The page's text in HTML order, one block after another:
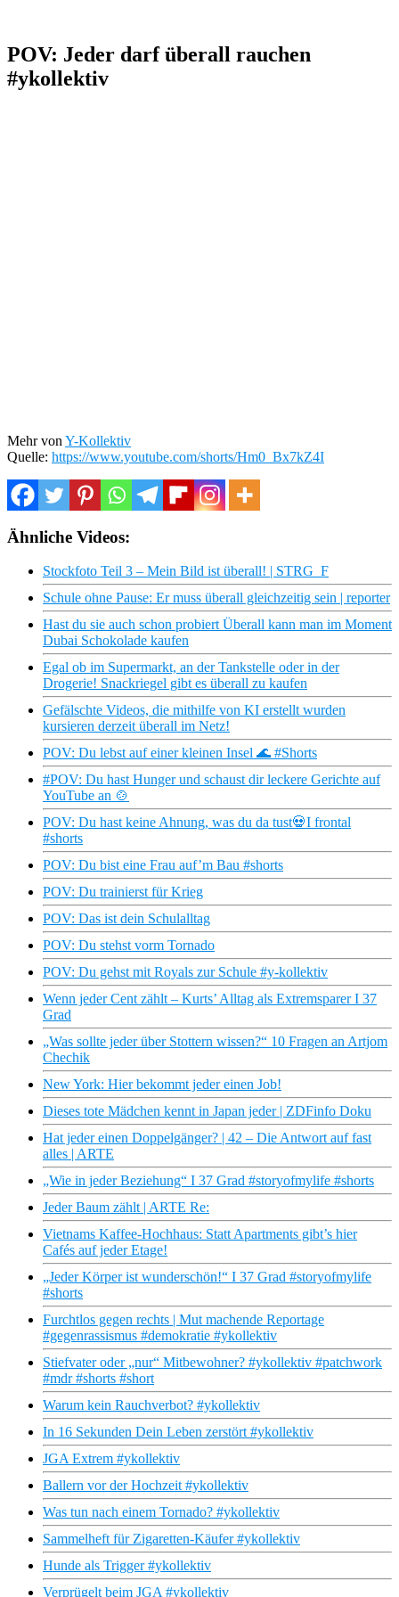
POV: Jeder darf überall rauchen
#ykollektiv
Mehr von Y-Kollektiv
Quelle: https://www.youtube.com/shorts/Hm0_Bx7kZ4I
Ähnliche Videos:
Stockfoto Teil 3 – Mein Bild ist überall! | STRG_F
Schule ohne Pause: Er muss überall gleichzeitig sein | reporter
Hast du sie auch schon probiert Überall kann man im Moment
Dubai Schokolade kaufen
Egal ob im Supermarkt, an der Tankstelle oder in der
Drogerie! Snackriegel gibt es überall zu kaufen
Gefälschte Videos, die mithilfe von KI erstellt wurden
kursieren derzeit überall im Netz!
POV: Du lebst auf einer kleinen Insel 🌊 #Shorts
#POV: Du hast Hunger und schaust dir leckere Gerichte auf
YouTube an 🍲
POV: Du hast keine Ahnung, was du da tust💀I frontal
#shorts
POV: Du bist eine Frau auf’m Bau #shorts
POV: Du trainierst für Krieg
POV: Das ist dein Schulalltag
POV: Du stehst vorm Tornado
POV: Du gehst mit Royals zur Schule #y-kollektiv
Wenn jeder Cent zählt – Kurts’ Alltag als Extremsparer I 37
Grad
„Was sollte jeder über Stottern wissen?“ 10 Fragen an Artjom
Chechik
New York: Hier bekommt jeder einen Job!
Dieses tote Mädchen kennt in Japan jeder | ZDFinfo Doku
Hat jeder einen Doppelgänger? | 42 – Die Antwort auf fast
alles | ARTE
„Wie in jeder Beziehung“ I 37 Grad #storyofmylife #shorts
Jeder Baum zählt | ARTE Re:
Vietnams Kaffee-Hochhaus: Statt Apartments gibt’s hier
Cafés auf jeder Etage!
„Jeder Körper ist wunderschön!“ I 37 Grad #storyofmylife
#shorts
Furchtlos gegen rechts | Mut machende Reportage
#gegenrassismus #demokratie #ykollektiv
Stiefvater oder „nur“ Mitbewohner? #ykollektiv #patchwork
#mdr #shorts #short
Warum kein Rauchverbot? #ykollektiv
In 16 Sekunden Dein Leben zerstört #ykollektiv
JGA Extrem #ykollektiv
Ballern vor der Hochzeit #ykollektiv
Was tun nach einem Tornado? #ykollektiv
Sammelheft für Zigaretten-Käufer #ykollektiv
Hunde als Trigger #ykollektiv
Verprügelt beim JGA #ykollektiv